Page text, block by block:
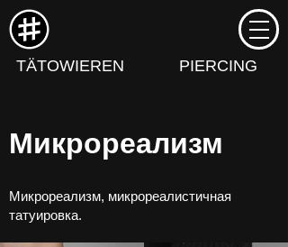
TÄTOWIEREN PIERCING
Микрореализм
Микрореализм, микрореалистичная
татуировка.